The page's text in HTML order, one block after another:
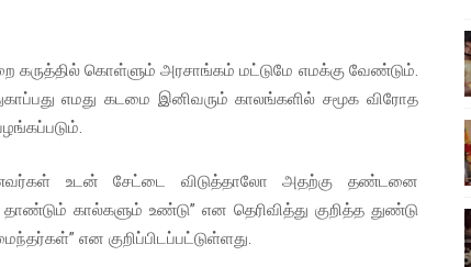
சங்கர் ஆகியோரின் நினைவெழுச்சி நாள் - 26.09.2021
தமிழின அழிப்பிற்கு நீதி கேட்டு நடைபெற்ற கவனயீர்ப்புப்
(படங்கள், விடியோ)
கருத்தில் கொள்ளும் அரசாங்கம் மட்டுமே எமக்கு வேண்டும்.
எமது கடமை இனிவரும் காலங்களில் சமூக விரோத
உடன் சேட்டை விடுத்தாலோ அதற்கு தண்டனை
கால்களும் உண்டு” என தெரிவித்து குறித்த துண்டு
என குறிப்பிடப்பட்டுள்ளது.